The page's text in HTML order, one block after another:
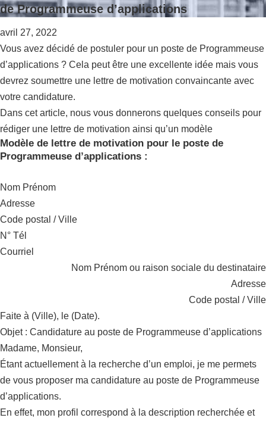
de Programmeuse d’applications
avril 27, 2022
Vous avez décidé de postuler pour un poste de Programmeuse
d’applications ? Cela peut être une excellente idée mais vous
devrez soumettre une lettre de motivation convaincante avec
votre candidature.
Dans cet article, nous vous donnerons quelques conseils pour
rédiger une lettre de motivation ainsi qu’un modèle
Modèle de lettre de motivation pour le poste de
Programmeuse d’applications :
Nom Prénom
Adresse
Code postal / Ville
N° Tél
Courriel
Nom Prénom ou raison sociale du destinataire
Adresse
Code postal / Ville
Faite à (Ville), le (Date).
Objet : Candidature au poste de Programmeuse d’applications
Madame, Monsieur,
Étant actuellement à la recherche d’un emploi, je me permets
de vous proposer ma candidature au poste de Programmeuse
d’applications.
En effet, mon profil correspond à la description recherchée et